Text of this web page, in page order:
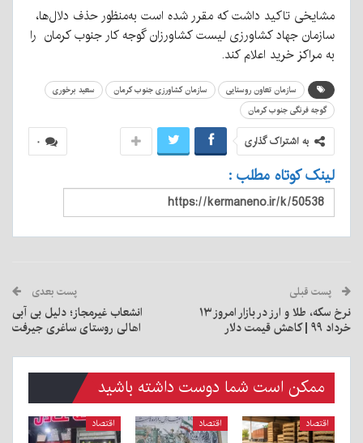
مشایخی تاکید داشت که مقرر شده است به‌منظور حذف دلال‌ها،
سازمان جهاد کشاورزی لیست کشاورزان گوجه کار جنوب کرمان را
به مراکز خرید اعلام کند.
سازمان تعاون روستایی سازمان کشاورزی جنوب کرمان
سعید برخوری
گوجه فرنگی جنوب کرمان
۰ به اشتراک گذاری
لینک کوتاه مطلب :
پست قبلی
نرخ سکه، طلا و ارز در بازار امروز ۱۳
خرداد ۹۹ | کاهش قیمت دلار
پست بعدی
انشعاب غیرمجاز؛ دلیل بی آبی
اهالی روستای ساغری جیرفت
ممکن است شما دوست داشته باشید
اقتصاد اقتصاد اقتصاد